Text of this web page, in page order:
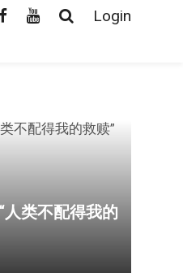
Login
人类不配得我的